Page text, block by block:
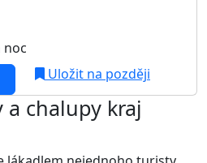
noc
Uložit na později
a chalupy kraj